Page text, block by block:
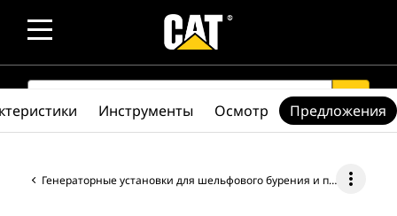
SEARCH search
Генераторные установки для шельфового бурения и производства more_vert
Инструменты Осмотр Предложения